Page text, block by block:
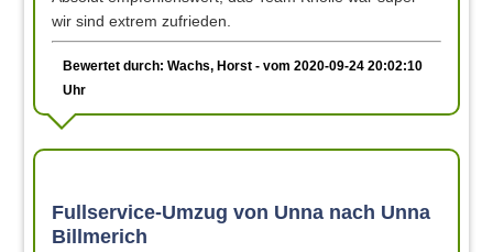
wir sind extrem zufrieden.
Bewertet durch: Wachs, Horst - vom 2020-09-24 20:02:10
Uhr
Fullservice-Umzug von Unna nach Unna
Billmerich